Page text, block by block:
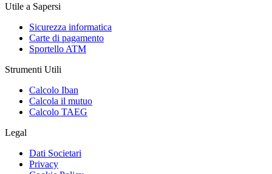
Utile a Sapersi
Sicurezza informatica
Carte di pagamento
Sportello ATM
Strumenti Utili
Calcolo Iban
Calcola il mutuo
Calcolo TAEG
Legal
Dati Societari
Privacy